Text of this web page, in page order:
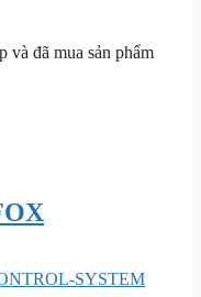
và đã mua sản phẩm